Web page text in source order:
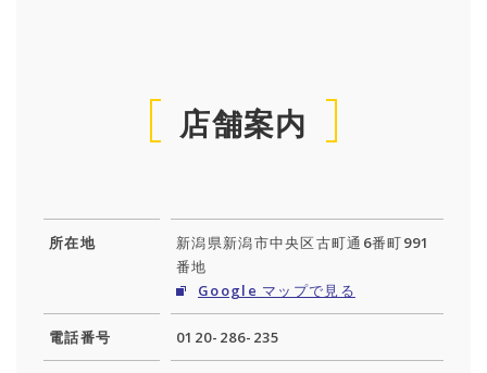
店舗案内
所在地
新潟県新潟市中央区古町通6番町991
番地
Google マップで見る
電話番号 0120-286-235